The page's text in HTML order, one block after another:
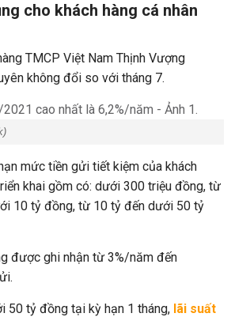
cho khách hàng cá nhân
TMCP Việt Nam Thịnh Vượng
không đổi so với tháng 7.
mức tiền gửi tiết kiệm của khách
khai gồm có: dưới 300 triệu đồng, từ
10 tỷ đồng, từ 10 tỷ đến dưới 50 tỷ
được ghi nhận từ 3%/năm đến
50 tỷ đồng tại kỳ hạn 1 tháng, lãi suất